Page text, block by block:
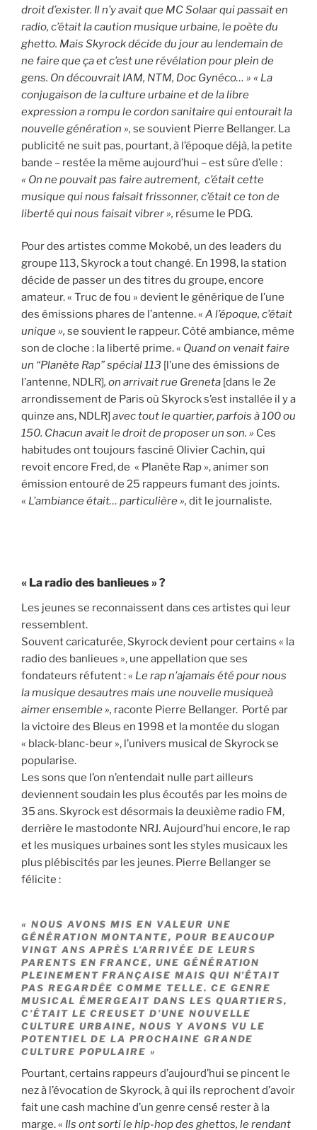
droit d’exister. Il n’y avait que MC Solaar qui passait en
radio, c’était la caution musique urbaine, le poète du
ghetto. Mais Skyrock décide du jour au lendemain de
ne faire que ça et c’est une révélation pour plein de
gens. On découvrait IAM, NTM, Doc Gynéco… » « La
conjugaison de la culture urbaine et de la libre
expression a rompu le cordon sanitaire qui entourait la
nouvelle génération », se souvient Pierre Bellanger. La
publicité ne suit pas, pourtant, à l’époque déjà, la petite
bande – restée la même aujourd’hui – est sûre d’elle :
« On ne pouvait pas faire autrement, c’était cette
musique qui nous faisait frissonner, c’était ce ton de
liberté qui nous faisait vibrer », résume le PDG.
Pour des artistes comme Mokobé, un des leaders du
groupe 113, Skyrock a tout changé. En 1998, la station
décide de passer un des titres du groupe, encore
amateur. « Truc de fou » devient le générique de l’une
des émissions phares de l’antenne. « A l’époque, c’était
unique », se souvient le rappeur. Côté ambiance, même
son de cloche : la liberté prime. « Quand on venait faire
un “Planète Rap” spécial 113 [l’une des émissions de
l’antenne, NDLR], on arrivait rue Greneta [dans le 2e
arrondissement de Paris où Skyrock s’est installée il y a
quinze ans, NDLR] avec tout le quartier, parfois à 100 ou
150. Chacun avait le droit de proposer un son. » Ces
habitudes ont toujours fasciné Olivier Cachin, qui
revoit encore Fred, de « Planète Rap », animer son
émission entouré de 25 rappeurs fumant des joints.
« L’ambiance était… particulière », dit le journaliste.
« La radio des banlieues » ?
Les jeunes se reconnaissent dans ces artistes qui leur
ressemblent.
Souvent caricaturée, Skyrock devient pour certains « la
radio des banlieues », une appellation que ses
fondateurs réfutent : « Le rap n’ajamais été pour nous
la musique desautres mais une nouvelle musiqueà
aimer ensemble », raconte Pierre Bellanger. Porté par
la victoire des Bleus en 1998 et la montée du slogan
« black-blanc-beur », l’univers musical de Skyrock se
popularise.
Les sons que l’on n’entendait nulle part ailleurs
deviennent soudain les plus écoutés par les moins de
35 ans. Skyrock est désormais la deuxième radio FM,
derrière le mastodonte NRJ. Aujourd’hui encore, le rap
et les musiques urbaines sont les styles musicaux les
plus plébiscités par les jeunes. Pierre Bellanger se
félicite :
« NOUS AVONS MIS EN VALEUR UNE
GÉNÉRATION MONTANTE, POUR BEAUCOUP
VINGT ANS APRÈS L’ARRIVÉE DE LEURS
PARENTS EN FRANCE, UNE GÉNÉRATION
PLEINEMENT FRANÇAISE MAIS QUI N’ÉTAIT
PAS REGARDÉE COMME TELLE. CE GENRE
MUSICAL ÉMERGEAIT DANS LES QUARTIERS,
C’ÉTAIT LE CREUSET D’UNE NOUVELLE
CULTURE URBAINE, NOUS Y AVONS VU LE
POTENTIEL DE LA PROCHAINE GRANDE
CULTURE POPULAIRE »
Pourtant, certains rappeurs d’aujourd’hui se pincent le
nez à l’évocation de Skyrock, à qui ils reprochent d’avoir
fait une cash machine d’un genre censé rester à la
marge. « Ils ont sorti le hip-hop des ghettos, le rendant